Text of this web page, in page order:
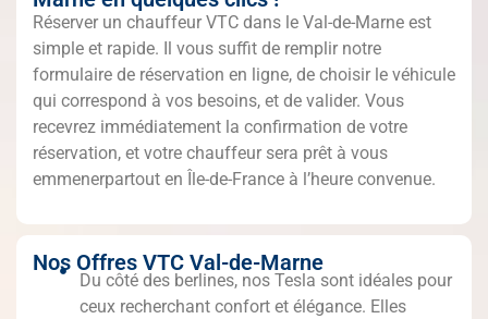
Réserver un chauffeur VTC dans le Val-de-Marne est
simple et rapide. Il vous suffit de remplir notre
formulaire de réservation en ligne, de choisir le véhicule
qui correspond à vos besoins, et de valider. Vous
recevrez immédiatement la confirmation de votre
réservation, et votre chauffeur sera prêt à vous
emmenerpartout en Île-de-France à l’heure convenue.
Nos Offres VTC Val-de-Marne
Du côté des berlines, nos Tesla sont idéales pour
ceux recherchant confort et élégance. Elles